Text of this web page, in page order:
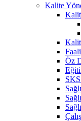
Kalite
Öz